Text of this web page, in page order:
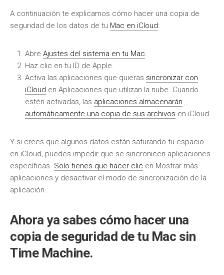
A continuación te explicamos cómo hacer una copia de
seguridad de los datos de tu Mac en iCloud:
Abre Ajustes del sistema en tu Mac.
Haz clic en tu ID de Apple.
Activa las aplicaciones que quieras sincronizar con
iCloud en Aplicaciones que utilizan la nube. Cuando
estén activadas, las aplicaciones almacenarán
automáticamente una copia de sus archivos en iCloud.
Y si crees que algunos datos están saturando tu espacio
en iCloud, puedes impedir que se sincronicen aplicaciones
específicas. Solo tienes que hacer clic en Mostrar más
aplicaciones y desactivar el modo de sincronización de la
aplicación.
Ahora ya sabes cómo hacer una
copia de seguridad de tu Mac sin
Time Machine.